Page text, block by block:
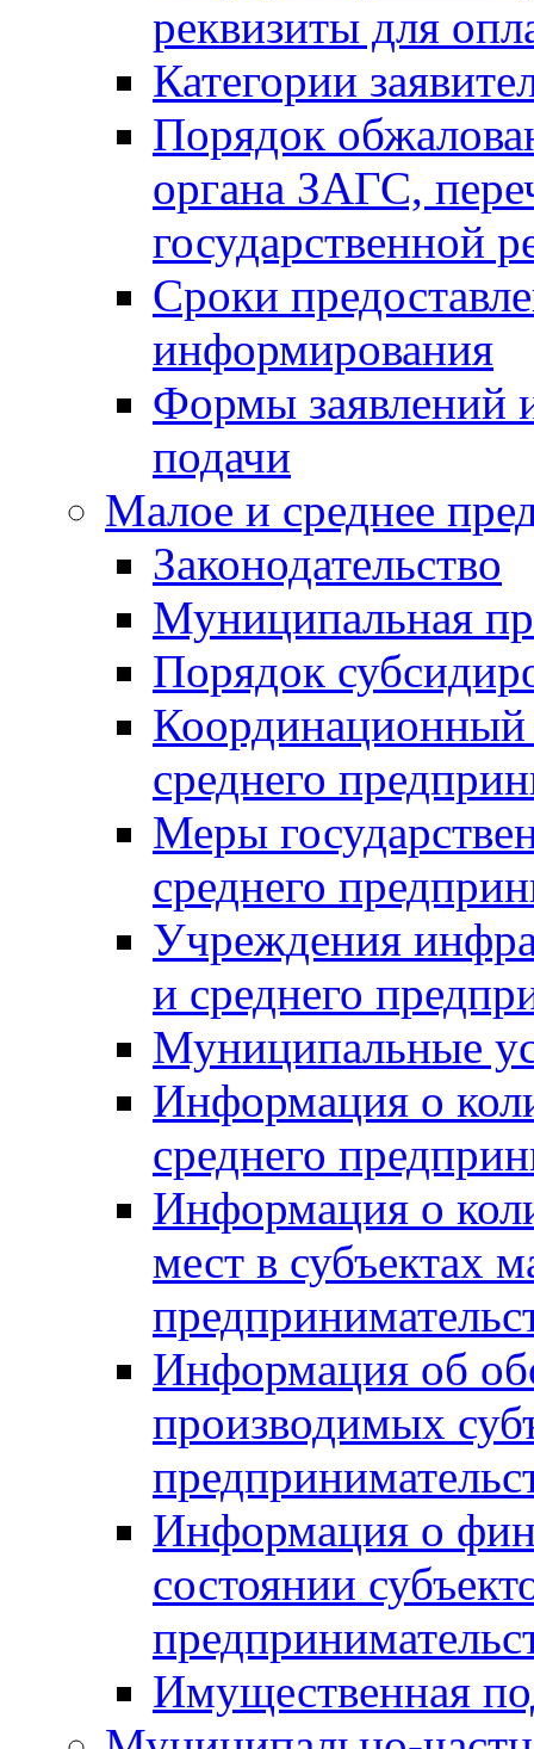
реквизиты для
Категории
Порядок
органа ЗАГС,
государственной
Сроки
информирования
Формы заявлений
подачи
Малое и среднее
Законодательство
Муниципальная
Порядок
Координационный
среднего
Меры
среднего
Учреждения
и среднего
Муниципальные
Информация о
среднего
Информация о
мест в субъектах
Информация об
производимых
Информация о
состоянии
Имущественная